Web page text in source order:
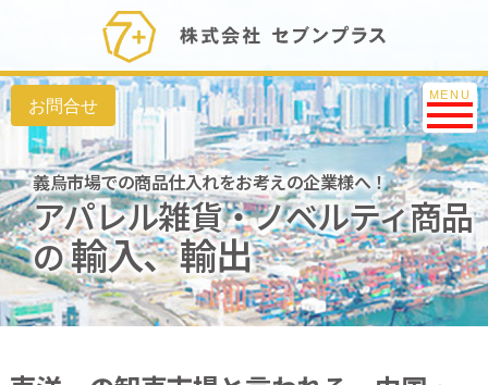
Toggle
MENU
義烏市場での商品仕入れをお考えの企業様へ！
アパレル雑貨・ノベルティ商品
の輸入、輸出